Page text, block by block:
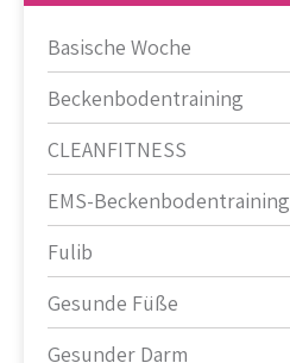
Basische Woche
Beckenbodentraining
CLEANFITNESS
EMS-Beckenbodentraining
Fulib
Gesunde Füße
Gesunder Darm